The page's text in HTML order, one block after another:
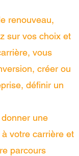
renouveau,
sur vos choix et
vous
créer ou
définir un
une
votre carrière et
parcours